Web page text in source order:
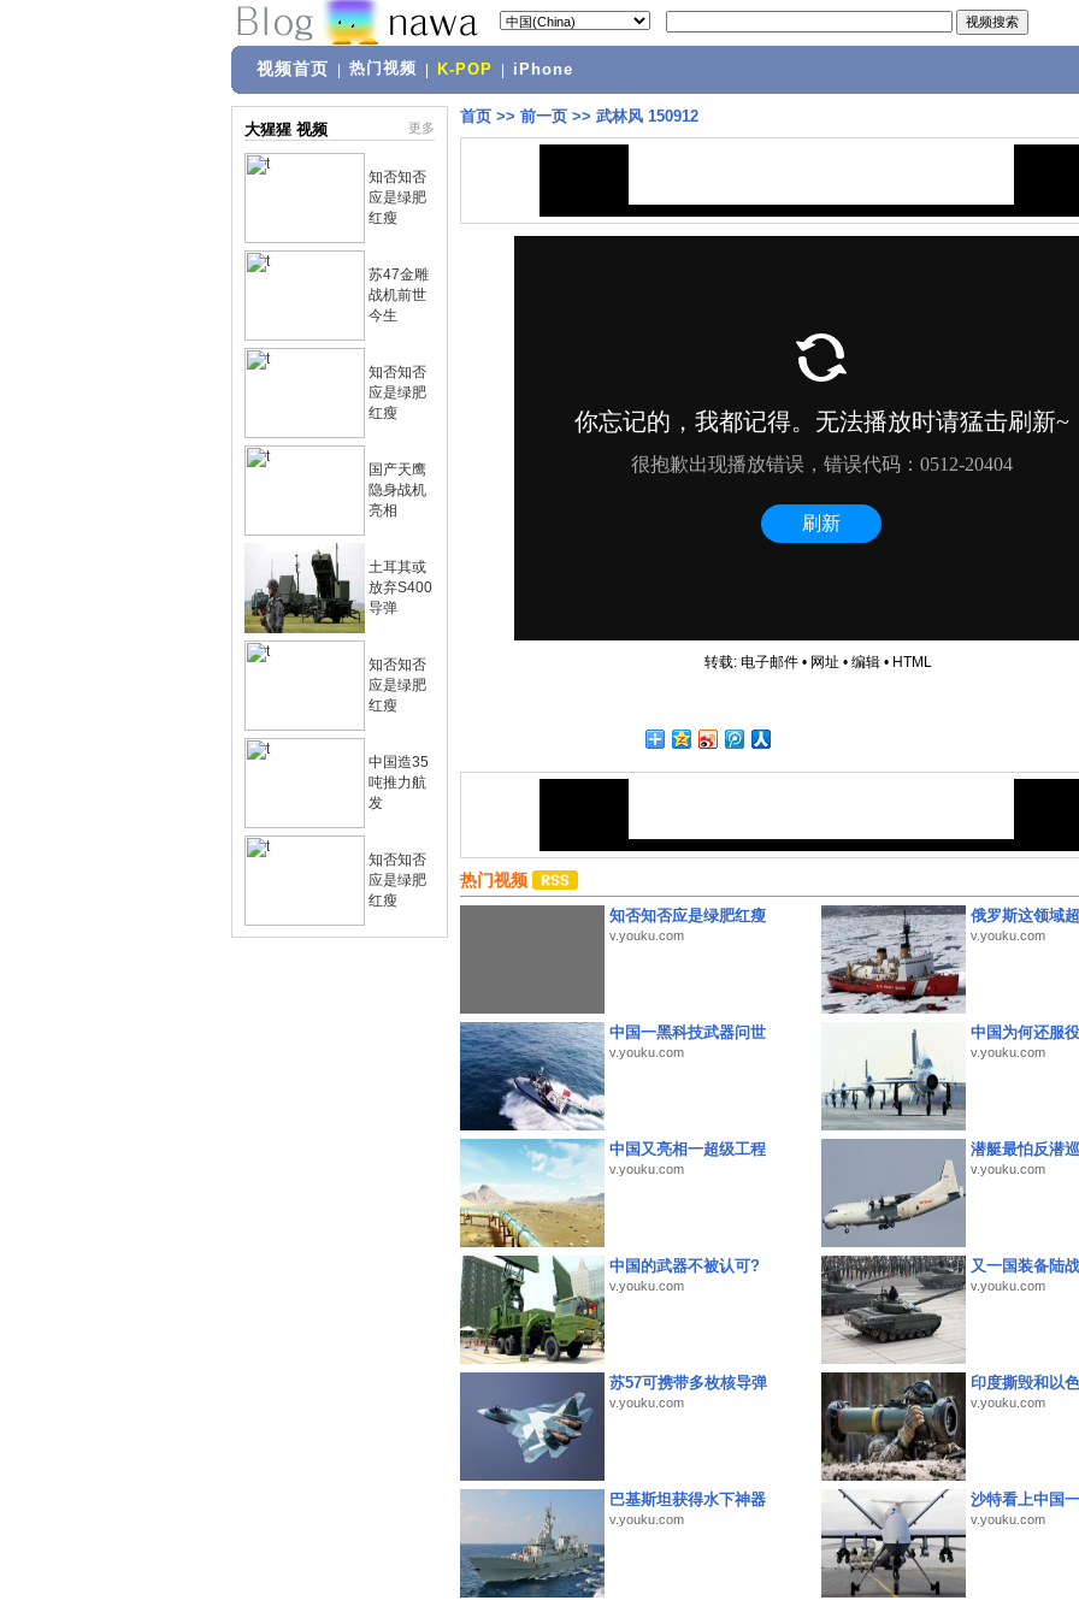
视频首页 热门视频 K-POP iPhone
大猩猩 视频 更多
知否知否
应是绿肥
红瘦
苏47金雕
战机前世
今生
知否知否
应是绿肥
红瘦
国产天鹰
隐身战机
亮相
土耳其或
放弃S400
导弹
知否知否
应是绿肥
红瘦
中国造35
吨推力航
发
知否知否
应是绿肥
红瘦
首页 >> 前一页 >> 武林风 150912
转载: 电子邮件• 网址 • 编辑• HTML
热门视频
知否知否应是绿肥红瘦
v.youku.com
俄罗斯这领域
v.youku.com
中国一黑科技武器问世
v.youku.com
中国为何还服
v.youku.com
中国又亮相一超级工程
v.youku.com
潜艇最怕反潜
v.youku.com
中国的武器不被认可?
v.youku.com
又一国装备陆
v.youku.com
苏57可携带多枚核导弹
v.youku.com
印度撕毁和以
v.youku.com
巴基斯坦获得水下神器
v.youku.com
沙特看上中国
v.youku.com